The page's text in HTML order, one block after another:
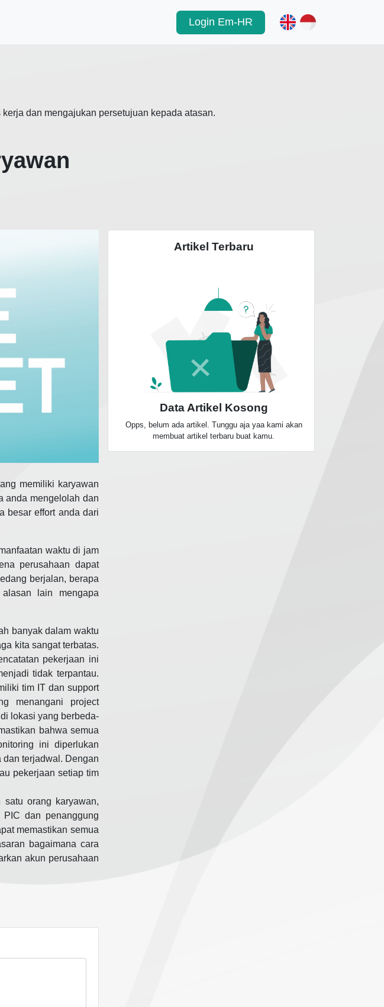
Login Em-HR
dan mengajukan persetujuan kepada atasan.
memiliki karyawan
anda mengelolah dan
besar effort anda dari
waktu di jam
perusahaan dapat
berjalan, berapa
lain mengapa
banyak dalam waktu
kita sangat terbatas.
pekerjaan ini
tidak terpantau.
tim IT dan support
menangani project
lokasi yang berbeda-
bahwa semua
ini diperlukan
terjadwal. Dengan
pekerjaan setiap tim
orang karyawan,
dan penanggung
memastikan semua
bagaimana cara
akun perusahaan
Artikel Terbaru
Data Artikel Kosong
Opps, belum ada artikel. Tunggu aja yaa kami akan
membuat artikel terbaru buat kamu.